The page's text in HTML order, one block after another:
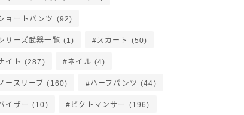
ョートパンツ (92)
リーズ武器一覧 (1) スカート (50)
イト (287) ネイル (4)
ースリーブ (160) ハーフパンツ (44)
イザー (10) ピクトマンサー (196)